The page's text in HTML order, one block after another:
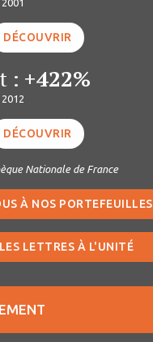
DÉCOUVRIR
: +422%
DÉCOUVRIR
Nationale de France
À NOS PORTEFEUILLES
LETTRES À L'UNITÉ